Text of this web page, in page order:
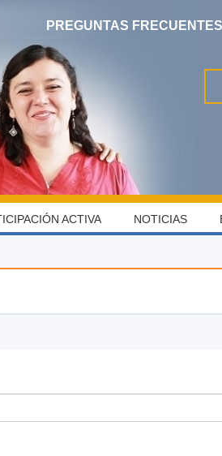
PREGUNTAS FRECUENTES
ACTIVA NOTICIAS